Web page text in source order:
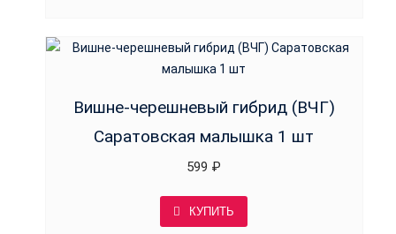
Вишне-черешневый гибрид (ВЧГ)
Саратовская малышка 1 шт
599 ₽
КУПИТЬ